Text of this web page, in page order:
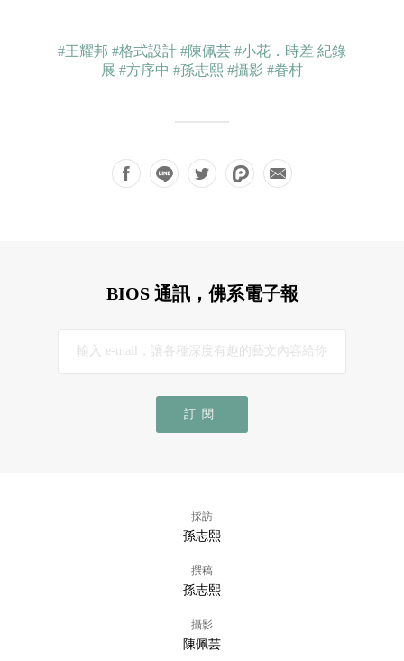
#王耀邦 #格式設計 #陳佩芸 #小花．時差 紀錄
展 #方序中 #孫志熙 #攝影 #眷村
BIOS 通訊，佛系電子報
訂閱
採訪
孫志熙
撰稿
孫志熙
攝影
陳佩芸